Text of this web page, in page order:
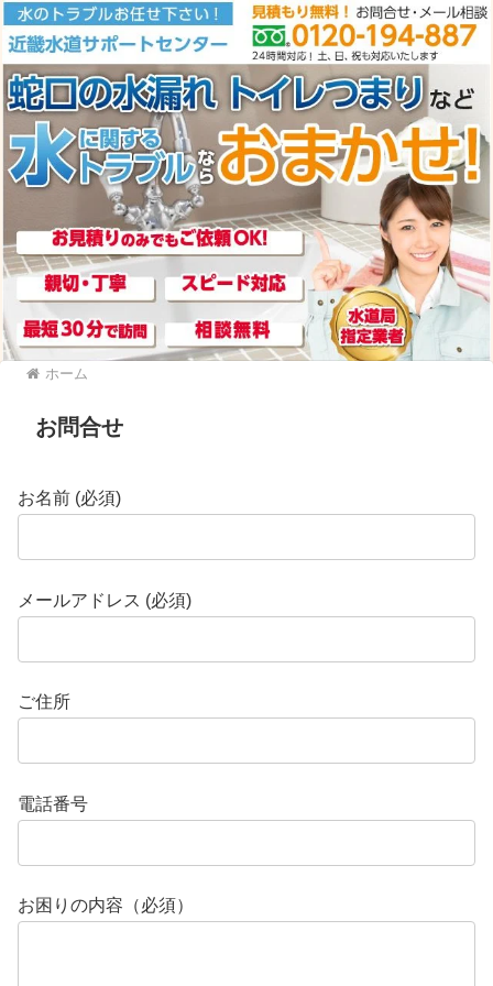
ホーム
お問合せ
お名前 (必須)
メールアドレス (必須)
ご住所
電話番号
お困りの内容（必須）